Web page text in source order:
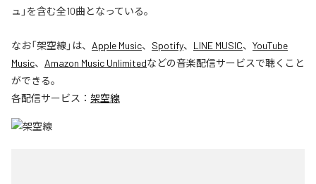
ュ」を含む全10曲となっている。
なお「架空線」は、 Apple Music、 Spotify、 LINE MUSIC、 YouTube
Music、 Amazon Music Unlimitedなどの音楽配信サービスで聴くこと
ができる。
各配信サービス： 架空線